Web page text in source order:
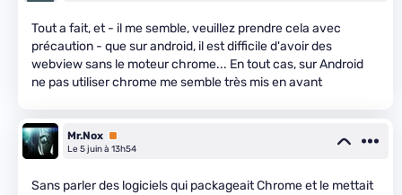
Tout a fait, et - il me semble, veuillez prendre cela avec
précaution - que sur android, il est difficile d'avoir des
webview sans le moteur chrome... En tout cas, sur Android
ne pas utiliser chrome me semble très mis en avant
Mr.Nox Premium
Le 5 juin à 13h54
Sans parler des logiciels qui packageait Chrome et le mettait